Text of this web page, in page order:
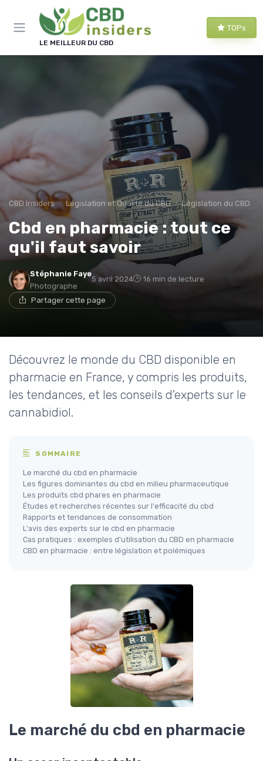
LE MEILLEUR DU CBD
TOPs
CBD Insiders Législation et Qualité du CBD Législation du CBD
Cbd en pharmacie : tout ce
qu'il faut savoir
Stéphanie Faye
Photographe
5 avril 2024 16 min de lecture
Partager cette page
Découvrez le monde du CBD disponible en
pharmacie en France, y compris les produits,
les tendances, et les conseils d'experts sur le
cannabidiol.
SOMMAIRE
Le marché du cbd en pharmacie
Les figures dominantes du cbd en milieu pharmaceutique
Les produits cbd phares en pharmacie
Études et recherches récentes sur l'efficacité du cbd
Rapports et tendances de consommation
L'avis des experts sur le cbd en pharmacie
Cas pratiques : exemples d'utilisation du CBD en pharmacie
CBD en pharmacie : entre législation et polémiques
Le marché du cbd en pharmacie
Panneau de gestion des cookies